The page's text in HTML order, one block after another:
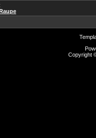
Copyright